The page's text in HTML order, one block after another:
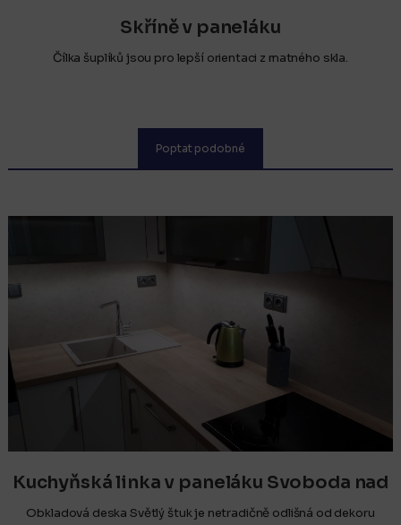
Skříně v paneláku
Čílka šuplíků jsou pro lepší orientaci z matného skla.
Poptat podobné
Kuchyňská linka v paneláku Svoboda nad
Úpou
Obkladová deska Světlý štuk je netradičně odlišná od dekoru